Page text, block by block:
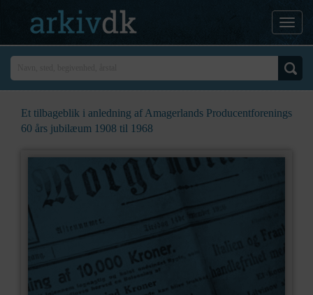
Et tilbageblik i anledning af Amagerlands Producentforenings
60 års jubilæum 1908 til 1968